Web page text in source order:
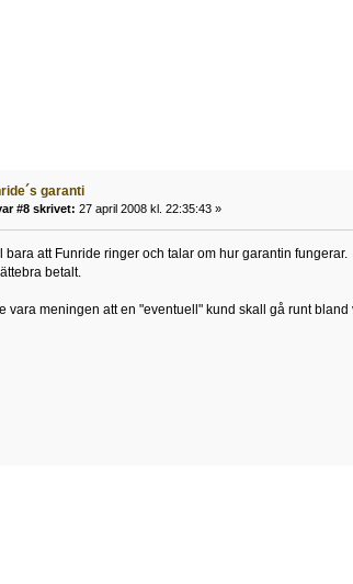
garanti
#8 skrivet: 27 april 2008 kl. 22:35:43 »
bara att Funride ringer och talar om hur garantin fungerar.
betalt.
vara meningen att en "eventuell" kund skall gå runt